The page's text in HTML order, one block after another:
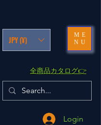
JPY (¥)
ME
NU
​全商品カタログ👉
Login